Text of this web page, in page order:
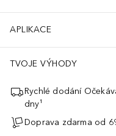
APLIKACE
TVOJE VÝHODY
Rychlé dodání
dny¹
Doprava zdarma od